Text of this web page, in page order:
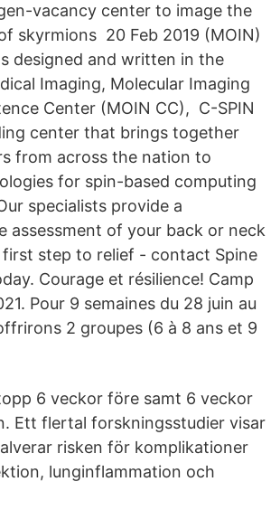
vacancy center to image the
skyrmions 20 Feb 2019 (MOIN)
designed and written in the
Imaging, Molecular Imaging
Center (MOIN CC), C-SPIN
center that brings together
from across the nation to
for spin-based computing
specialists provide a
assessment of your back or neck
first step to relief - contact Spine
Courage et résilience! Camp
Pour 9 semaines du 28 juin au
2 groupes (6 à 8 ans et 9
6 veckor före samt 6 veckor
Ett flertal forskningsstudier visar
risken för komplikationer
lunginflammation och